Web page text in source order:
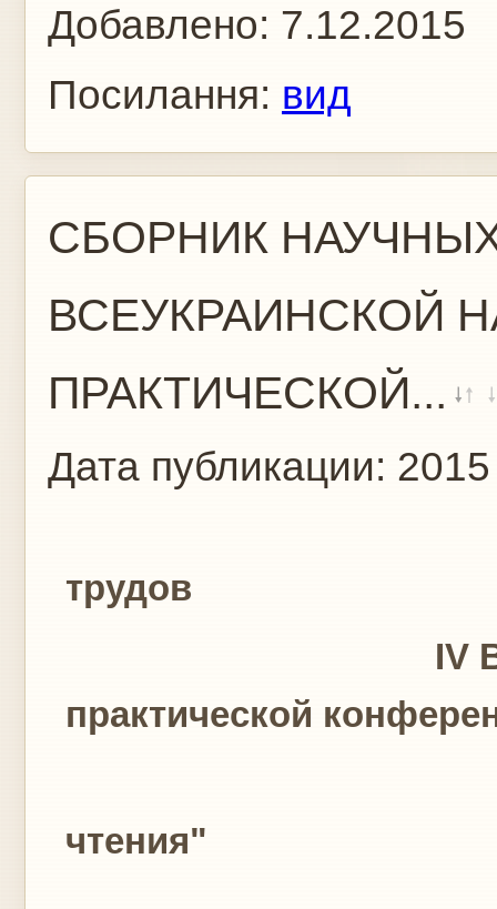
Добавлено: 7.12.2015
Посилання: вид
СБОРНИК
ВСЕУКРАИНСКОЙ
ПРАКТИЧЕСКОЙ...
Дата публикации: 2015
трудов
IV
практической
чтения"